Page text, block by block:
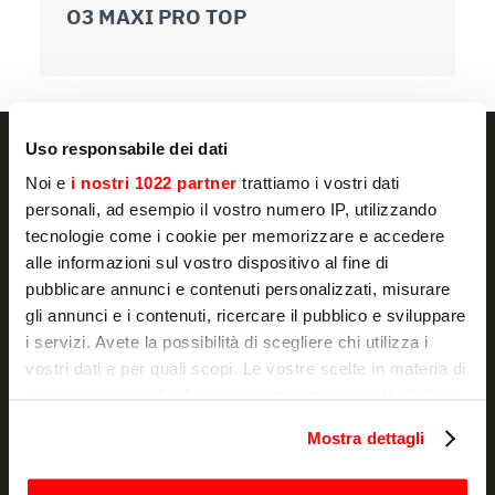
Uso responsabile dei dati
Noi e i nostri 1022 partner trattiamo i vostri dati
personali, ad esempio il vostro numero IP, utilizzando
tecnologie come i cookie per memorizzare e accedere
alle informazioni sul vostro dispositivo al fine di
pubblicare annunci e contenuti personalizzati, misurare
gli annunci e i contenuti, ricercare il pubblico e sviluppare
i servizi. Avete la possibilità di scegliere chi utilizza i
vostri dati e per quali scopi. Le vostre scelte in materia di
modificare o revocare il proprio consenso in qualsiasi
momento dalla Dichiarazione sui cookie o facendo clic
Mostra dettagli
O3 MAXI PRO TOP
NEWSLETTER
Actualité et promotions, directement dans
votre boîte e-mail
S'ABONNER